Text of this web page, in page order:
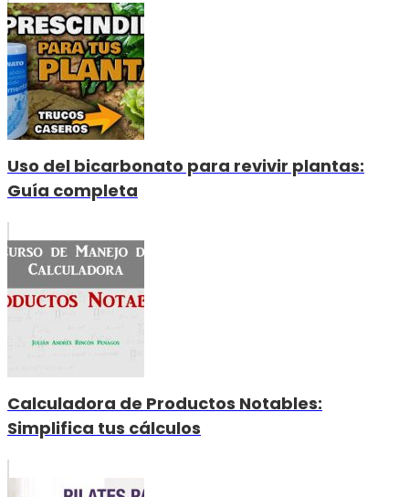
Uso del bicarbonato para revivir plantas:
Guía completa
Calculadora de Productos Notables:
Simplifica tus cálculos